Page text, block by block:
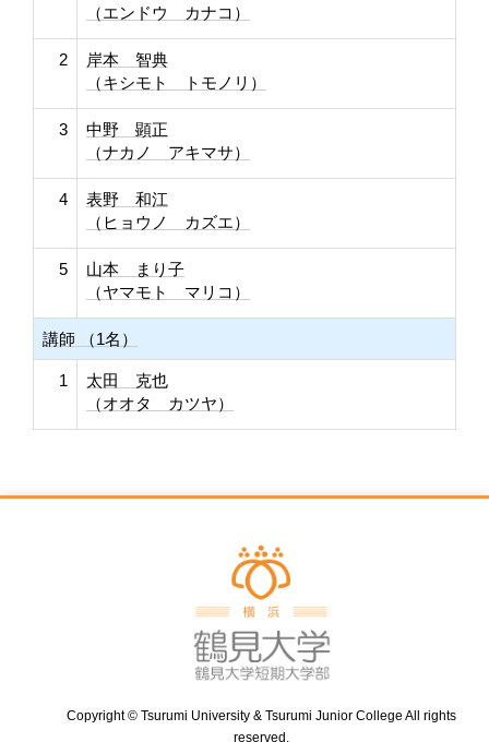
（エンドウ カナコ）
2
岸本 智典
（キシモト トモノリ）
3
中野 顕正
（ナカノ アキマサ）
4
表野 和江
（ヒョウノ カズエ）
5
山本 まり子
（ヤマモト マリコ）
講師 （1名）
1
太田 克也
（オオタ カツヤ）
Copyright © Tsurumi University & Tsurumi Junior College All rights
reserved.